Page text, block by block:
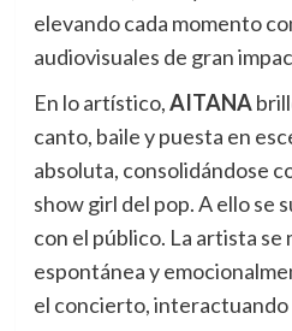
elevando cada momento
audiovisuales de gran
En lo artístico,AITANA
canto, baile y puesta en
absoluta, consolidándose
show girl del pop. A ello se
con el público. La artista se
espontánea y
el concierto,